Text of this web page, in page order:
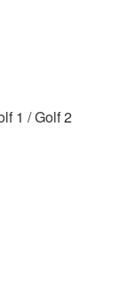
1 / Golf 2